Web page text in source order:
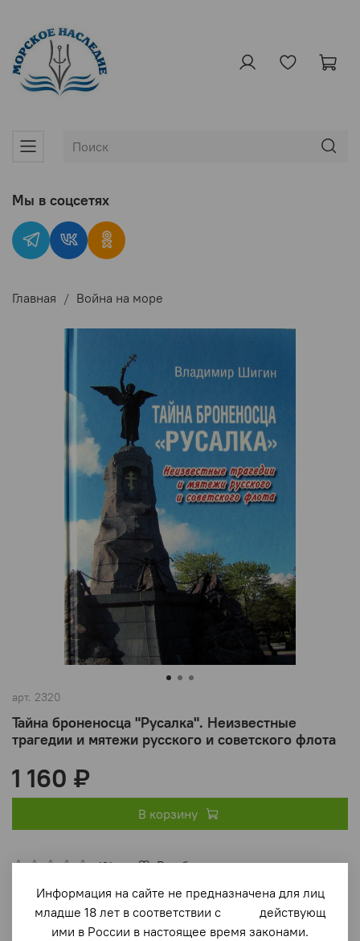
Главная Война на море
арт. 2320
Тайна броненосца "Русалка". Неизвестные
трагедии и мятежи русского и советского флота
(0) В избранное
1 160 ₽
В корзину
Мы в соцсетях
Информация на сайте не предназначена для лиц
младше 18 лет в соответствии с действующ
ими в России в настоящее время законами.